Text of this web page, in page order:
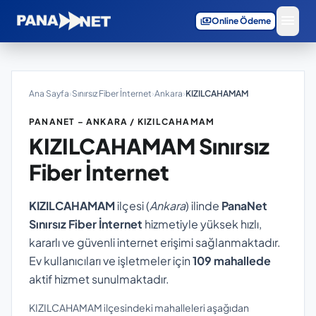
paymentsOnline Ödeme
Ana Sayfa›Sınırsız Fiber İnternet›Ankara›KIZILCAHAMAM
PANANET – ANKARA / KIZILCAHAMAM
KIZILCAHAMAMSınırsız
Fiber İnternet
KIZILCAHAMAMilçesi (Ankara) ilinde PanaNet
Sınırsız Fiber İnternet hizmetiyle yüksek hızlı,
kararlı ve güvenli internet erişimi sağlanmaktadır.
Ev kullanıcıları ve işletmeler için109 mahallede
aktif hizmet sunulmaktadır.
KIZILCAHAMAM ilçesindeki mahalleleri aşağıdan